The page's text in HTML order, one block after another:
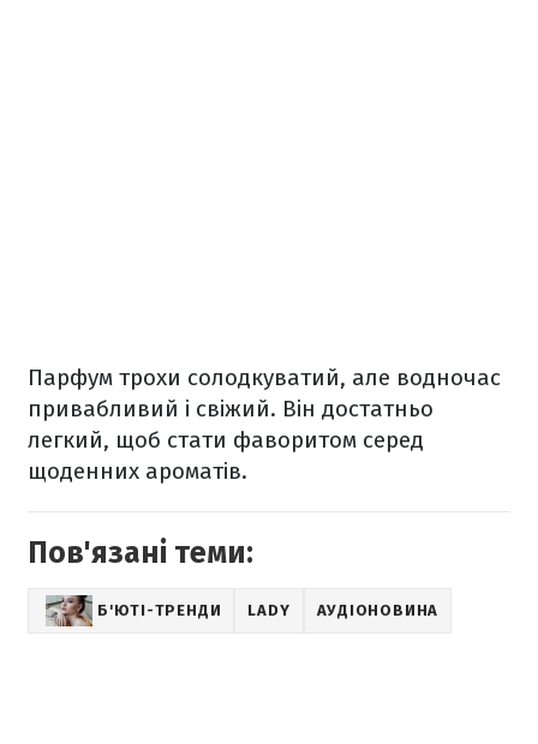
Парфум трохи солодкуватий, але водночас
привабливий і свіжий. Він достатньо
легкий, щоб стати фаворитом серед
щоденних ароматів.
Пов'язані теми:
Б'ЮТІ-ТРЕНДИ LADY АУДІОНОВИНА